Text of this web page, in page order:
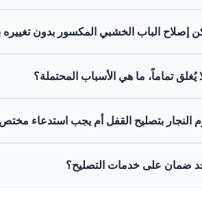
عند الاتصال على مدى توفر الخدمة
إصلاح الباب الخشبي المكسور بدون تغييره
كان الشرخ صغيراً أو متوسطاً ولم يمس هيكل
يُغلق تماماً، ما هي الأسباب المحتملة؟
القفل الذي لا يتقابل مع الثقب بشكل
النجار بتصليح القفل أم يجب استدعاء
الأمر التنسيق مع فني متخصص في الأقفال
ضمان على خدمات التصليح؟